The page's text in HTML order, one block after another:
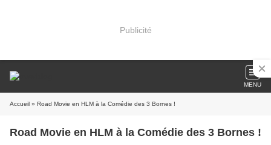
Publicité
MENU
Accueil » Road Movie en HLM à la Comédie des 3 Bornes !
Road Movie en HLM à la Comédie des 3 Bornes !